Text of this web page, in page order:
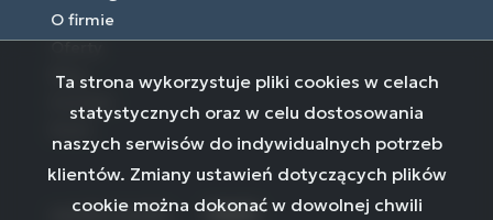
O firmie
Oferty
Blog
Kontakt
social media Facebook
Facebook
Facebook
Ta strona wykorzystuje pliki cookies w celach
statystycznych oraz w celu dostosowania
naszych serwisów do indywidualnych potrzeb
klientów. Zmiany ustawień dotyczących plików
cookie można dokonać w dowolnej chwili